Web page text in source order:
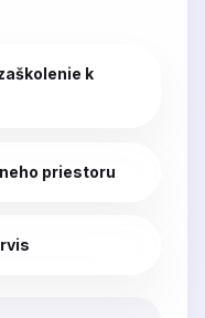
k
priestoru